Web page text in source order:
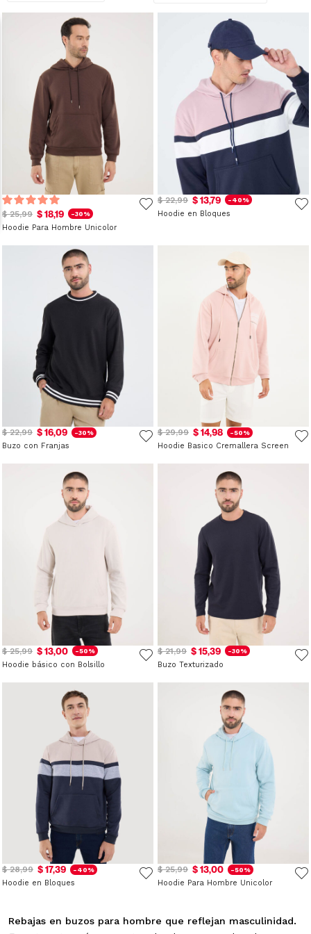
$ 25,99 $ 18,19 -30%
Hoodie Para Hombre Unicolor
$ 22,99 $ 13,79 -40%
Hoodie en Bloques
$ 22,99 $ 16,09 -30%
Buzo con Franjas
$ 29,99 $ 14,98 -50%
Hoodie Basico Cremallera Screen
$ 25,99 $ 13,00 -50%
Hoodie básico con Bolsillo
$ 21,99 $ 15,39 -30%
Buzo Texturizado
$ 28,99 $ 17,39 -40%
Hoodie en Bloques
$ 25,99 $ 13,00 -50%
Hoodie Para Hombre Unicolor
Rebajas en buzos para hombre que reflejan masculinidad.